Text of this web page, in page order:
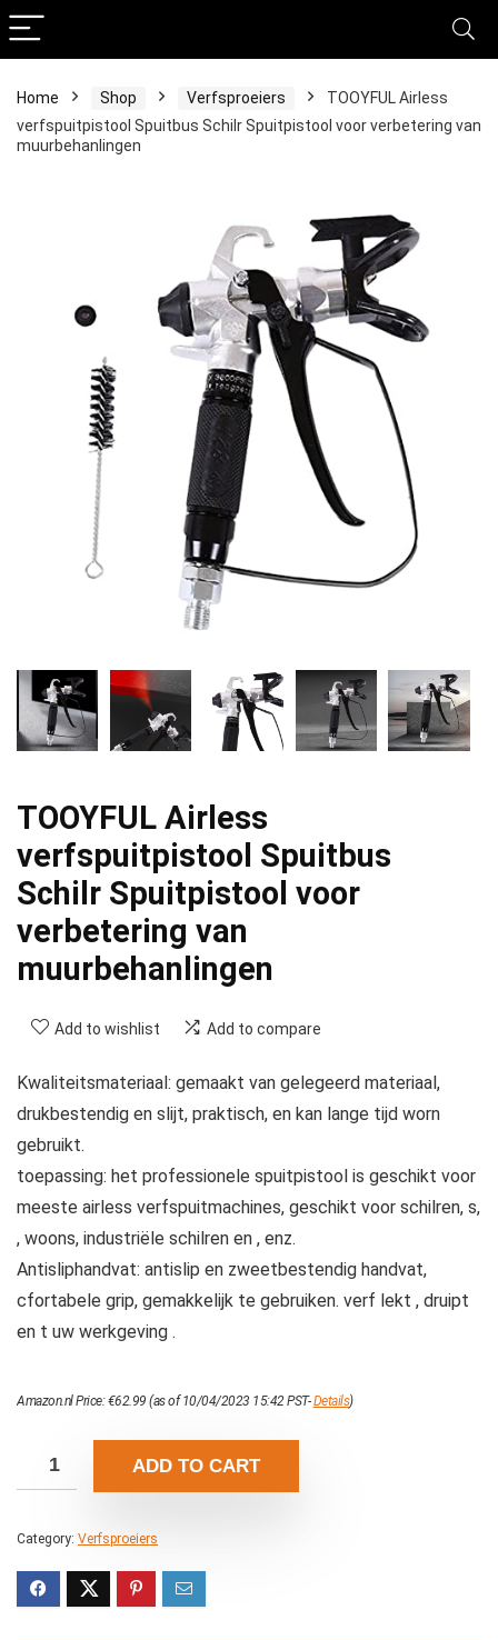
Home Shop Verfsproeiers
TOOYFUL Airless
verfspuitpistool Spuitbus Schilr Spuitpistool voor verbetering van
muurbehanlingen
TOOYFUL Airless
verfspuitpistool Spuitbus
Schilr Spuitpistool voor
verbetering van
muurbehanlingen
Add to wishlist Add to compare
Kwaliteitsmateriaal: gemaakt van gelegeerd materiaal,
drukbestendig en slijt, praktisch, en kan lange tijd worn
gebruikt.
toepassing: het professionele spuitpistool is geschikt voor
meeste airless verfspuitmachines, geschikt voor schilren, s,
, woons, industriële schilren en , enz.
Antisliphandvat: antislip en zweetbestendig handvat,
cfortabele grip, gemakkelijk te gebruiken. verf lekt , druipt
en t uw werkgeving .
Amazon.nl Price:€62.99 (as of 10/04/2023 15:42 PST-Details)
ADD TO CART
Category: Verfsproeiers